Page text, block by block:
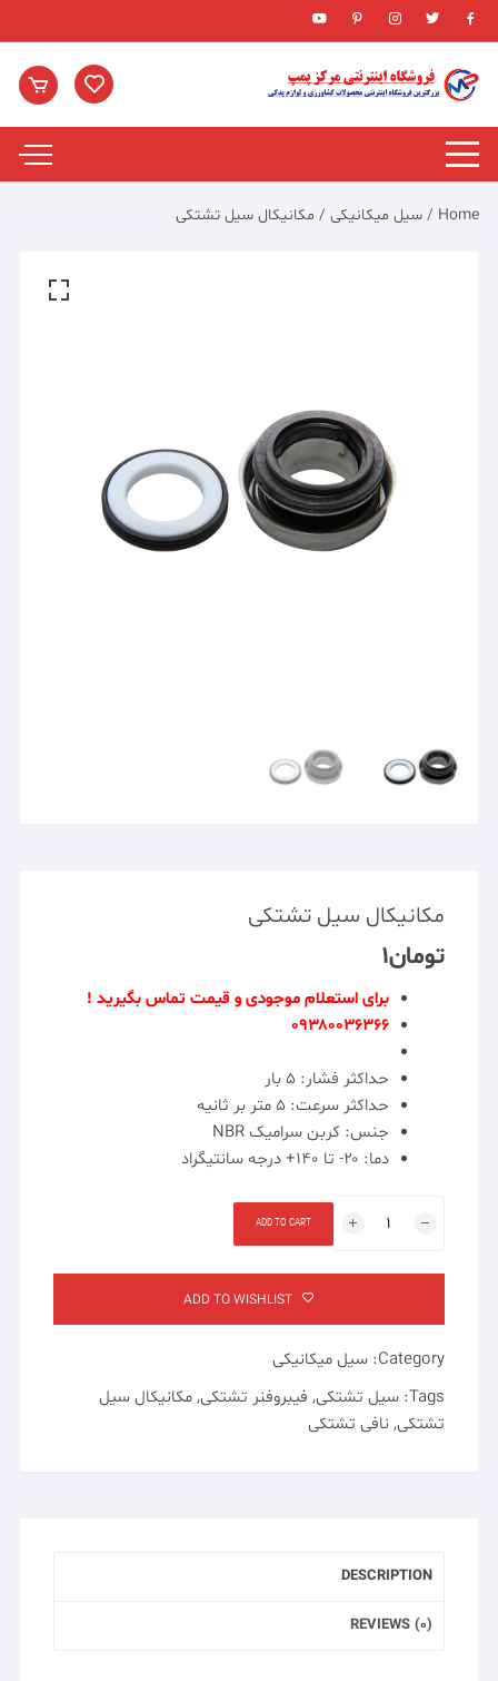
Skip
to
content
Home
/سیل میکانیکی / مکانیکال سیل تشتکی
مکانیکال سیل تشتکی
تومان۱
برای استعلام موجودی و قیمت تماس بگیرید !
۰۹۳۸۰۰۳۶۳۶۶
حداکثر فشار: ۵ بار
حداکثر سرعت: ۵ متر بر ثانیه
جنس: کربن سرامیک NBR
دما: ۲۰- تا ۱۴۰+ درجه سانتی‎گراد
ADD TO CART
ADD TO WISHLIST
Category: سیل میکانیکی
Tags: سیل تشتکی, فیبروفنر تشتکی,مکانیکال سیل
تشتکی, نافی تشتکی
DESCRIPTION
REVIEWS (0)